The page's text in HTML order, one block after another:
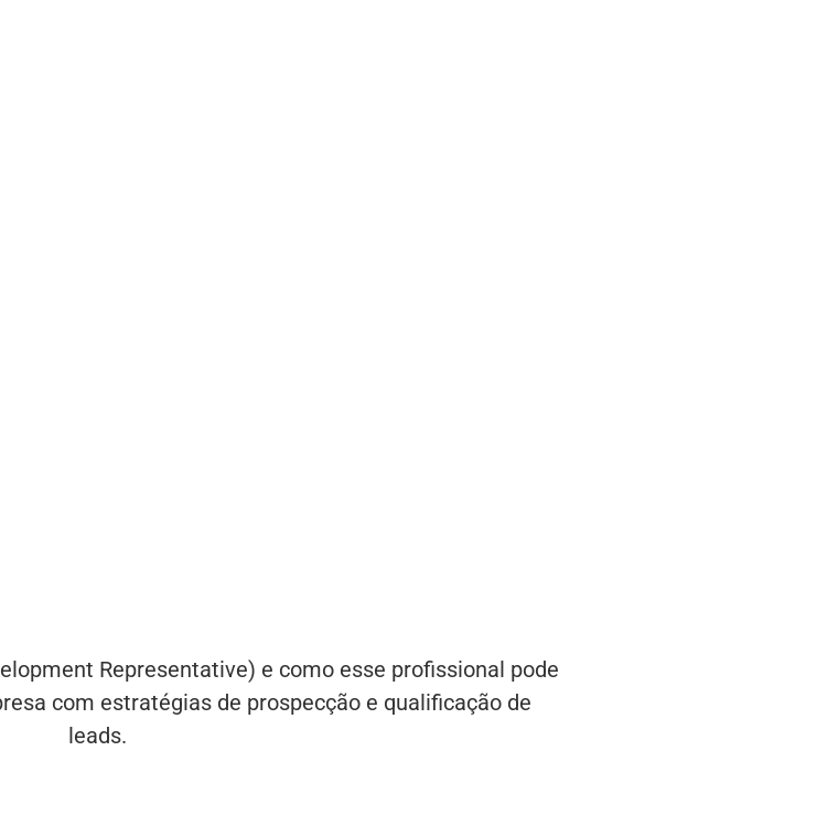
Representative) e como esse profissional pode
com estratégias de prospecção e qualificação de
leads.